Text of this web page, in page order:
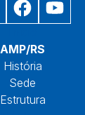
AMP/RS
História
Sede
Estrutura